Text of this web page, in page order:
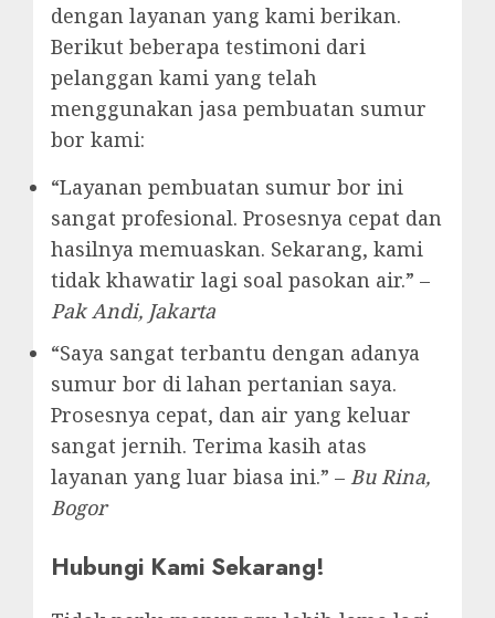
dengan layanan yang kami berikan.
Berikut beberapa testimoni dari
pelanggan kami yang telah
menggunakan jasa pembuatan sumur
bor kami:
“Layanan pembuatan sumur bor ini
sangat profesional. Prosesnya cepat dan
hasilnya memuaskan. Sekarang, kami
tidak khawatir lagi soal pasokan air.” –
Pak Andi, Jakarta
“Saya sangat terbantu dengan adanya
sumur bor di lahan pertanian saya.
Prosesnya cepat, dan air yang keluar
sangat jernih. Terima kasih atas
layanan yang luar biasa ini.” – Bu Rina,
Bogor
Hubungi Kami Sekarang!